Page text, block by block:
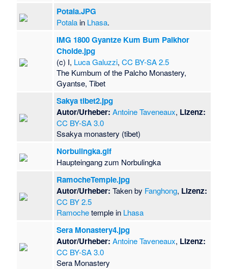
Potala.JPG
Potala in Lhasa.
IMG 1800 Gyantze Kum Bum Palkhor
Choide.jpg
(c) I, Luca Galuzzi,CC BY-SA 2.5
The Kumbum of the Palcho Monastery,
Gyantse, Tibet
Sakya tibet2.jpg
Autor/Urheber: Antoine Taveneaux, Lizenz:
CC BY-SA 3.0
Ssakya monastery (tibet)
Norbulingka.gif
Haupteingang zum Norbulingka
RamocheTemple.jpg
Autor/Urheber: Taken by Fanghong, Lizenz:
CC BY 2.5
Ramochetemple in Lhasa
Sera Monastery4.jpg
Autor/Urheber: Antoine Taveneaux, Lizenz:
CC BY-SA 3.0
Sera Monastery